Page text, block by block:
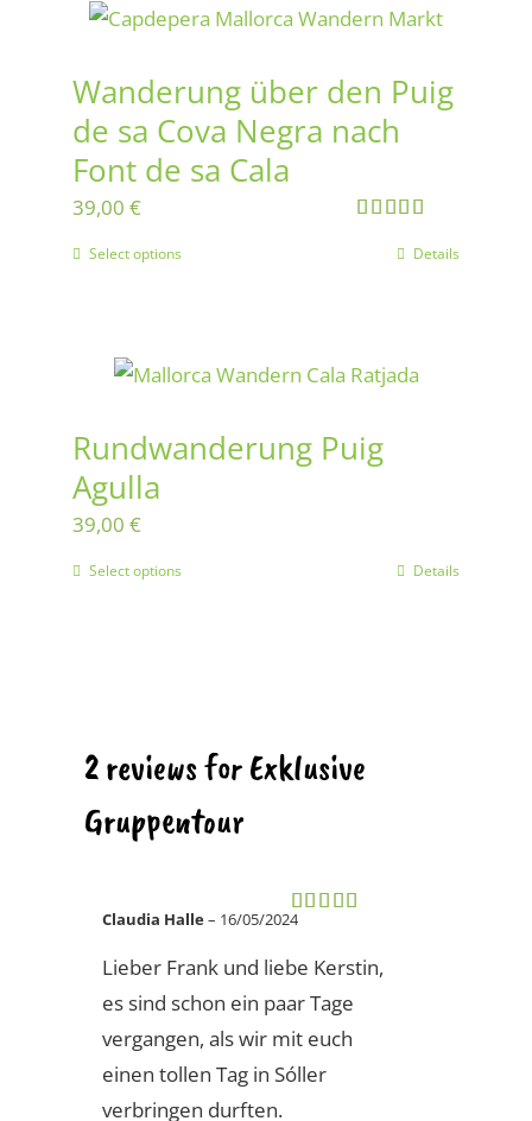
Wanderung über den Puig
de sa Cova Negra nach
Font de sa Cala
out of 5
39,00 €
Select options Details
Rundwanderung Puig
Agulla
39,00 €
Select options Details
2 reviews forExklusive
Gruppentour
Rated
Claudia Halle– 16/05/2024
Lieber Frank und liebe Kerstin,
es sind schon ein paar Tage
vergangen, als wir mit euch
einen tollen Tag in Sóller
verbringen durften.